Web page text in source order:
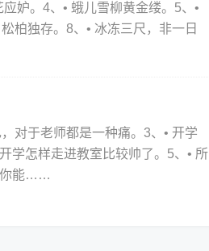
妒。4、• 蛾儿雪柳黄金缕。5、•
柏独存。8、• 冰冻三尺，非一日
对于老师都是一种痛。3、• 开学
学怎样走进教室比较帅了。5、• 所
你能……